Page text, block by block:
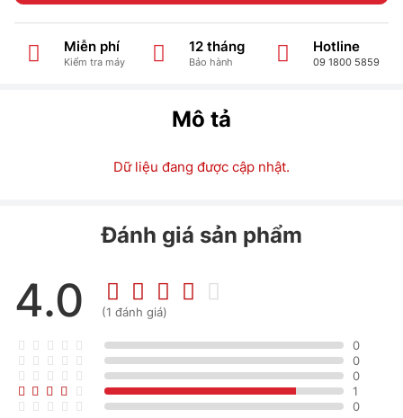
Miễn phí
Kiểm tra máy
12 tháng
Bảo hành
Hotline
09 1800 5859
Mô tả
Dữ liệu đang được cập nhật.
Đánh giá sản phẩm
4.0 (1 đánh giá)
0
0
0
1
0